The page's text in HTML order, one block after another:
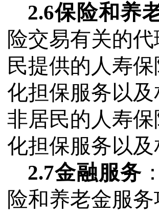
2.6保险和养
险交易有关的
民提供的人寿
化担保服务以
非居民的人寿
化担保服务以
2.7金融服务
险和养老金服